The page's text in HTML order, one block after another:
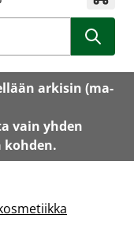
arkisin (ma-
vain yhden
kohden.